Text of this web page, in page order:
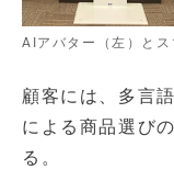
AIアバター（左）と
顧客には、多言
による商品選び
る。